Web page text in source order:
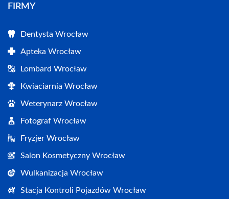
FIRMY
Dentysta Wrocław
Apteka Wrocław
Lombard Wrocław
Kwiaciarnia Wrocław
Weterynarz Wrocław
Fotograf Wrocław
Fryzjer Wrocław
Salon Kosmetyczny Wrocław
Wulkanizacja Wrocław
Stacja Kontroli Pojazdów Wrocław